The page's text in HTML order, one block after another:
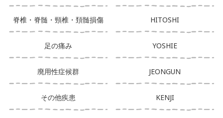
脊椎・脊髄・頸椎・頚髄損傷
足の痛み
廃用性症候群
その他疾患
HITOSHI
YOSHIE
JEONGUN
KENJI